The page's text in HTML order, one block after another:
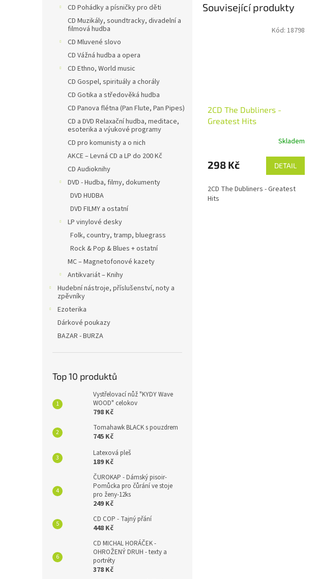
CD Pohádky a písničky pro děti
CD Muzikály, soundtracky, divadelní a
filmová hudba
CD Mluvené slovo
CD Vážná hudba a opera
CD Ethno, World music
CD Gospel, spirituály a chorály
CD Gotika a středověká hudba
CD Panova flétna (Pan Flute, Pan Pipes)
CD a DVD Relaxační hudba, meditace,
esoterika a výukové programy
CD pro komunisty a o nich
AKCE – Levná CD a LP do 200 Kč
CD Audioknihy
DVD - Hudba, filmy, dokumenty
DVD HUDBA
DVD FILMY a ostatní
LP vinylové desky
Folk, country, tramp, bluegrass
Rock & Pop & Blues + ostatní
MC – Magnetofonové kazety
Antikvariát – Knihy
Hudební nástroje, příslušenství, noty a
zpěvníky
Ezoterika
Dárkové poukazy
BAZAR - BURZA
Top 10 produktů
Vystřelovací nůž "KYDY Wave
WOOD" celokov
798 Kč
Tomahawk BLACK s pouzdrem
745 Kč
Latexová pleš
189 Kč
ČUROKAP - Dámský pisoir-
Pomůcka pro čůrání ve stoje
pro ženy-12ks
249 Kč
CD COP - Tajný přání
448 Kč
CD MICHAL HORÁČEK -
OHROŽENÝ DRUH - texty a
portréty
378 Kč
Související produkty
2CD The Dubliners -
Greatest Hits
Skladem
298 Kč DETAIL
2CD The Dubliners - Greatest
Hits
Kód: 18798